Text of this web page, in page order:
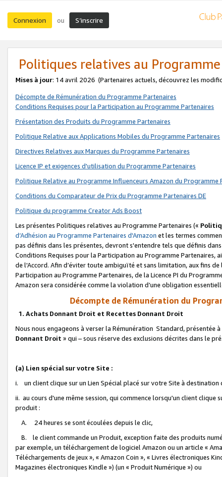
Connexion ou S’inscrire
Politiques relatives au
Mises à jour: 14 avril 2026 (Partenaires actuels, découvrez les
Décompte de Rémunération du Programme Partenaires
Conditions Requises pour la Participation au Programme Partenaires
Présentation des Produits du Programme Partenaires
Politique Relative aux Applications Mobiles du Programme Partenaires
Directives Relatives aux Marques du Programme Partenaires
Licence IP et exigences d'utilisation du Programme Partenaires
Politique Relative au Programme Influenceurs Amazon du Programme
Conditions du Comparateur de Prix du Programme Partenaires DE
Politique du programme Creator Ads Boost
Les présentes Politiques relatives au Programme Partenaires («
d’Adhésion au Programme Partenaires d'Amazon et les termes
pas définis dans les présentes, devront s'entendre tels que définis
Conditions Requises pour la Participation au Programme Partenaires,
de l'Accord. Afin d’éviter toute ambiguïté et sans limitation, aux fins
Participation au Programme Partenaires, de la Licence PI du
Amazon sera considérée comme la violation d’une obligation
Décompte de Rémunération du
1. Achats Donnant Droit et Recettes Donnant Droit
Nous nous engageons à verser la Rémunération Standard, présentée
Donnant Droit » qui – sous réserve des exclusions décrites dans le
(a) Lien spécial sur votre Site :
i. un client clique sur un Lien Spécial placé sur votre Site à destination
ii. au cours d'une même session, qui commence lorsqu'un client
produit :
A. 24 heures se sont écoulées depuis le clic,
B. le client commande un Produit, exception faite des produits
par exemple, un téléchargement de logiciel Amazon ou un article «
Téléchargements de jeux », « Amazon Coin », « Livres électroniques
Magazines électroniques Kindle ») (un « Produit Numérique ») ou